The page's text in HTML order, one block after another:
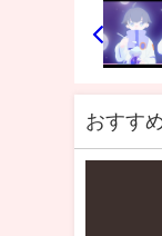
おすす